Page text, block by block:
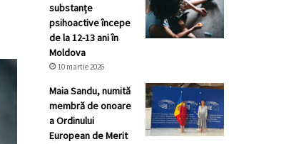
substanțe
psihoactive începe
de la 12-13 ani în
Moldova
10 martie 2026
Maia Sandu, numită
membră de onoare
a Ordinului
European de Merit